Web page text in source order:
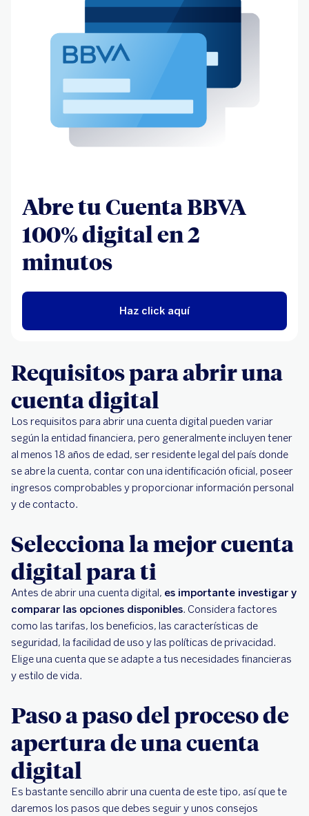
Abre tu Cuenta BBVA
100% digital en 2
minutos
Haz click aquí
Requisitos para abrir una
cuenta digital
Los requisitos para abrir una cuenta digital pueden variar
según la entidad financiera, pero generalmente incluyen tener
al menos 18 años de edad, ser residente legal del país donde
se abre la cuenta, contar con una identificación oficial, poseer
ingresos comprobables y proporcionar información personal
y de contacto.
Selecciona la mejor cuenta
digital para ti
Antes de abrir una cuenta digital, es importante investigar y
comparar las opciones disponibles. Considera factores
como las tarifas, los beneficios, las características de
seguridad, la facilidad de uso y las políticas de privacidad.
Elige una cuenta que se adapte a tus necesidades financieras
y estilo de vida.
Paso a paso del proceso de
apertura de una cuenta
digital
Es bastante sencillo abrir una cuenta de este tipo, así que te
daremos los pasos que debes seguir y unos consejos